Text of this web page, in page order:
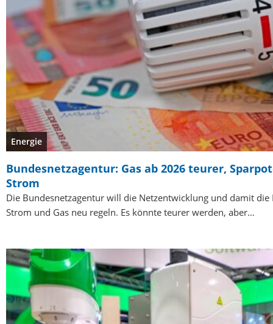
Energie
Bundesnetzagentur: Gas ab 2026 teurer,
Strom
Die Bundesnetzagentur will die Netzentwicklung und damit die
Strom und Gas neu regeln. Es könnte teurer werden, aber…